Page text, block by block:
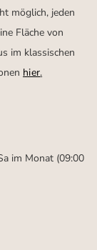
möglich, jeden
Fläche von
im klassischen
hier.
im Monat (09:00